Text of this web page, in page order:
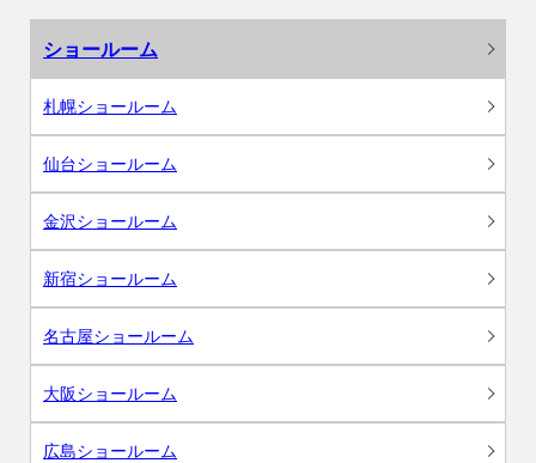
ショールーム
札幌ショールーム
仙台ショールーム
金沢ショールーム
新宿ショールーム
名古屋ショールーム
大阪ショールーム
広島ショールーム